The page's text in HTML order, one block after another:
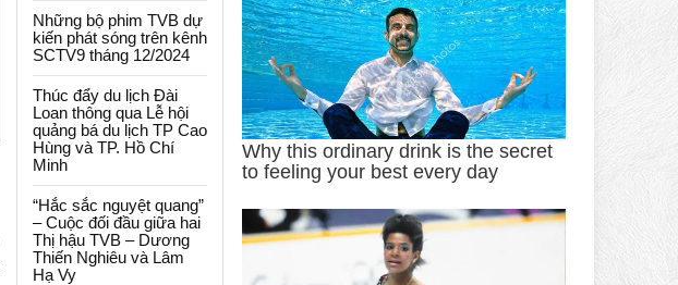
Những bộ phim TVB dự
kiến phát sóng trên kênh
SCTV9 tháng 12/2024
Thúc đẩy du lịch Đài
Loan thông qua Lễ hội
quảng bá du lịch TP Cao
Hùng và TP. Hồ Chí
Minh
“Hắc sắc nguyệt quang”
– Cuộc đối đầu giữa hai
Thị hậu TVB – Dương
Thiến Nghiêu và Lâm
Hạ Vy